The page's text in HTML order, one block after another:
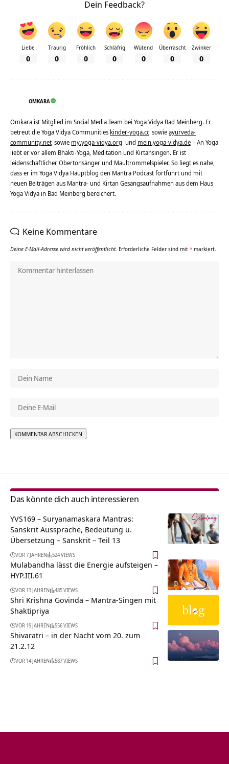
Dein Feedback?
Liebe
0
Traurig
0
Fröhlich
0
Schläfrig
0
Wütend
0
Überrascht
0
Zwinker
0
OMKARA
Omkara ist Mitglied im Social Media Team bei Yoga Vidya Bad Meinberg. Er
betreut die Yoga Vidya Communities kinder-yoga.cc sowieayurveda-
community.net sowie my.yoga-vidya.org und mein.yoga-vidya.de - An Yoga
liebt er vor allem Bhakti-Yoga, Meditation und Kirtansingen. Er ist
leidenschaftlicher Obertonsänger und Maultrommelspieler. So liegt es nahe,
dass er im Yoga Vidya Hauptblog den Mantra Podcast fortführt und mit
neuen Beiträgen aus Mantra- und Kirtan Gesangsaufnahmen aus dem Haus
Yoga Vidya in Bad Meinberg bereichert.
Keine Kommentare
Deine E-Mail-Adresse wird nicht veröffentlicht. Erforderliche Felder sind mit * markiert.
Das könnte dich auch interessieren
YVS169 – Suryanamaskara Mantras:
Sanskrit Aussprache, Bedeutung u.
Übersetzung – Sanskrit – Teil 13
VOR 7 JAHREN 524 VIEWS
Mulabandha lässt die Energie aufsteigen –
HYP.III.61
VOR 13 JAHREN 485 VIEWS
Shri Krishna Govinda – Mantra-Singen mit
Shaktipriya
VOR 19 JAHREN 556 VIEWS
Shivaratri – in der Nacht vom 20. zum
21.2.12
VOR 14 JAHREN 587 VIEWS